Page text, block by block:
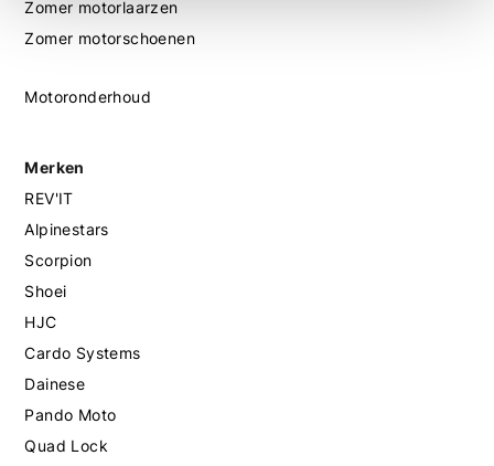
Zomer motorlaarzen
Zomer motorschoenen
Motoronderhoud
Merken
REV'IT
Alpinestars
Scorpion
Shoei
HJC
Cardo Systems
Dainese
Pando Moto
Quad Lock